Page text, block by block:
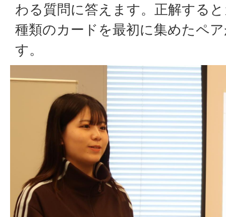
わる質問に答えます。正解する
種類のカードを最初に集めたペ
す。